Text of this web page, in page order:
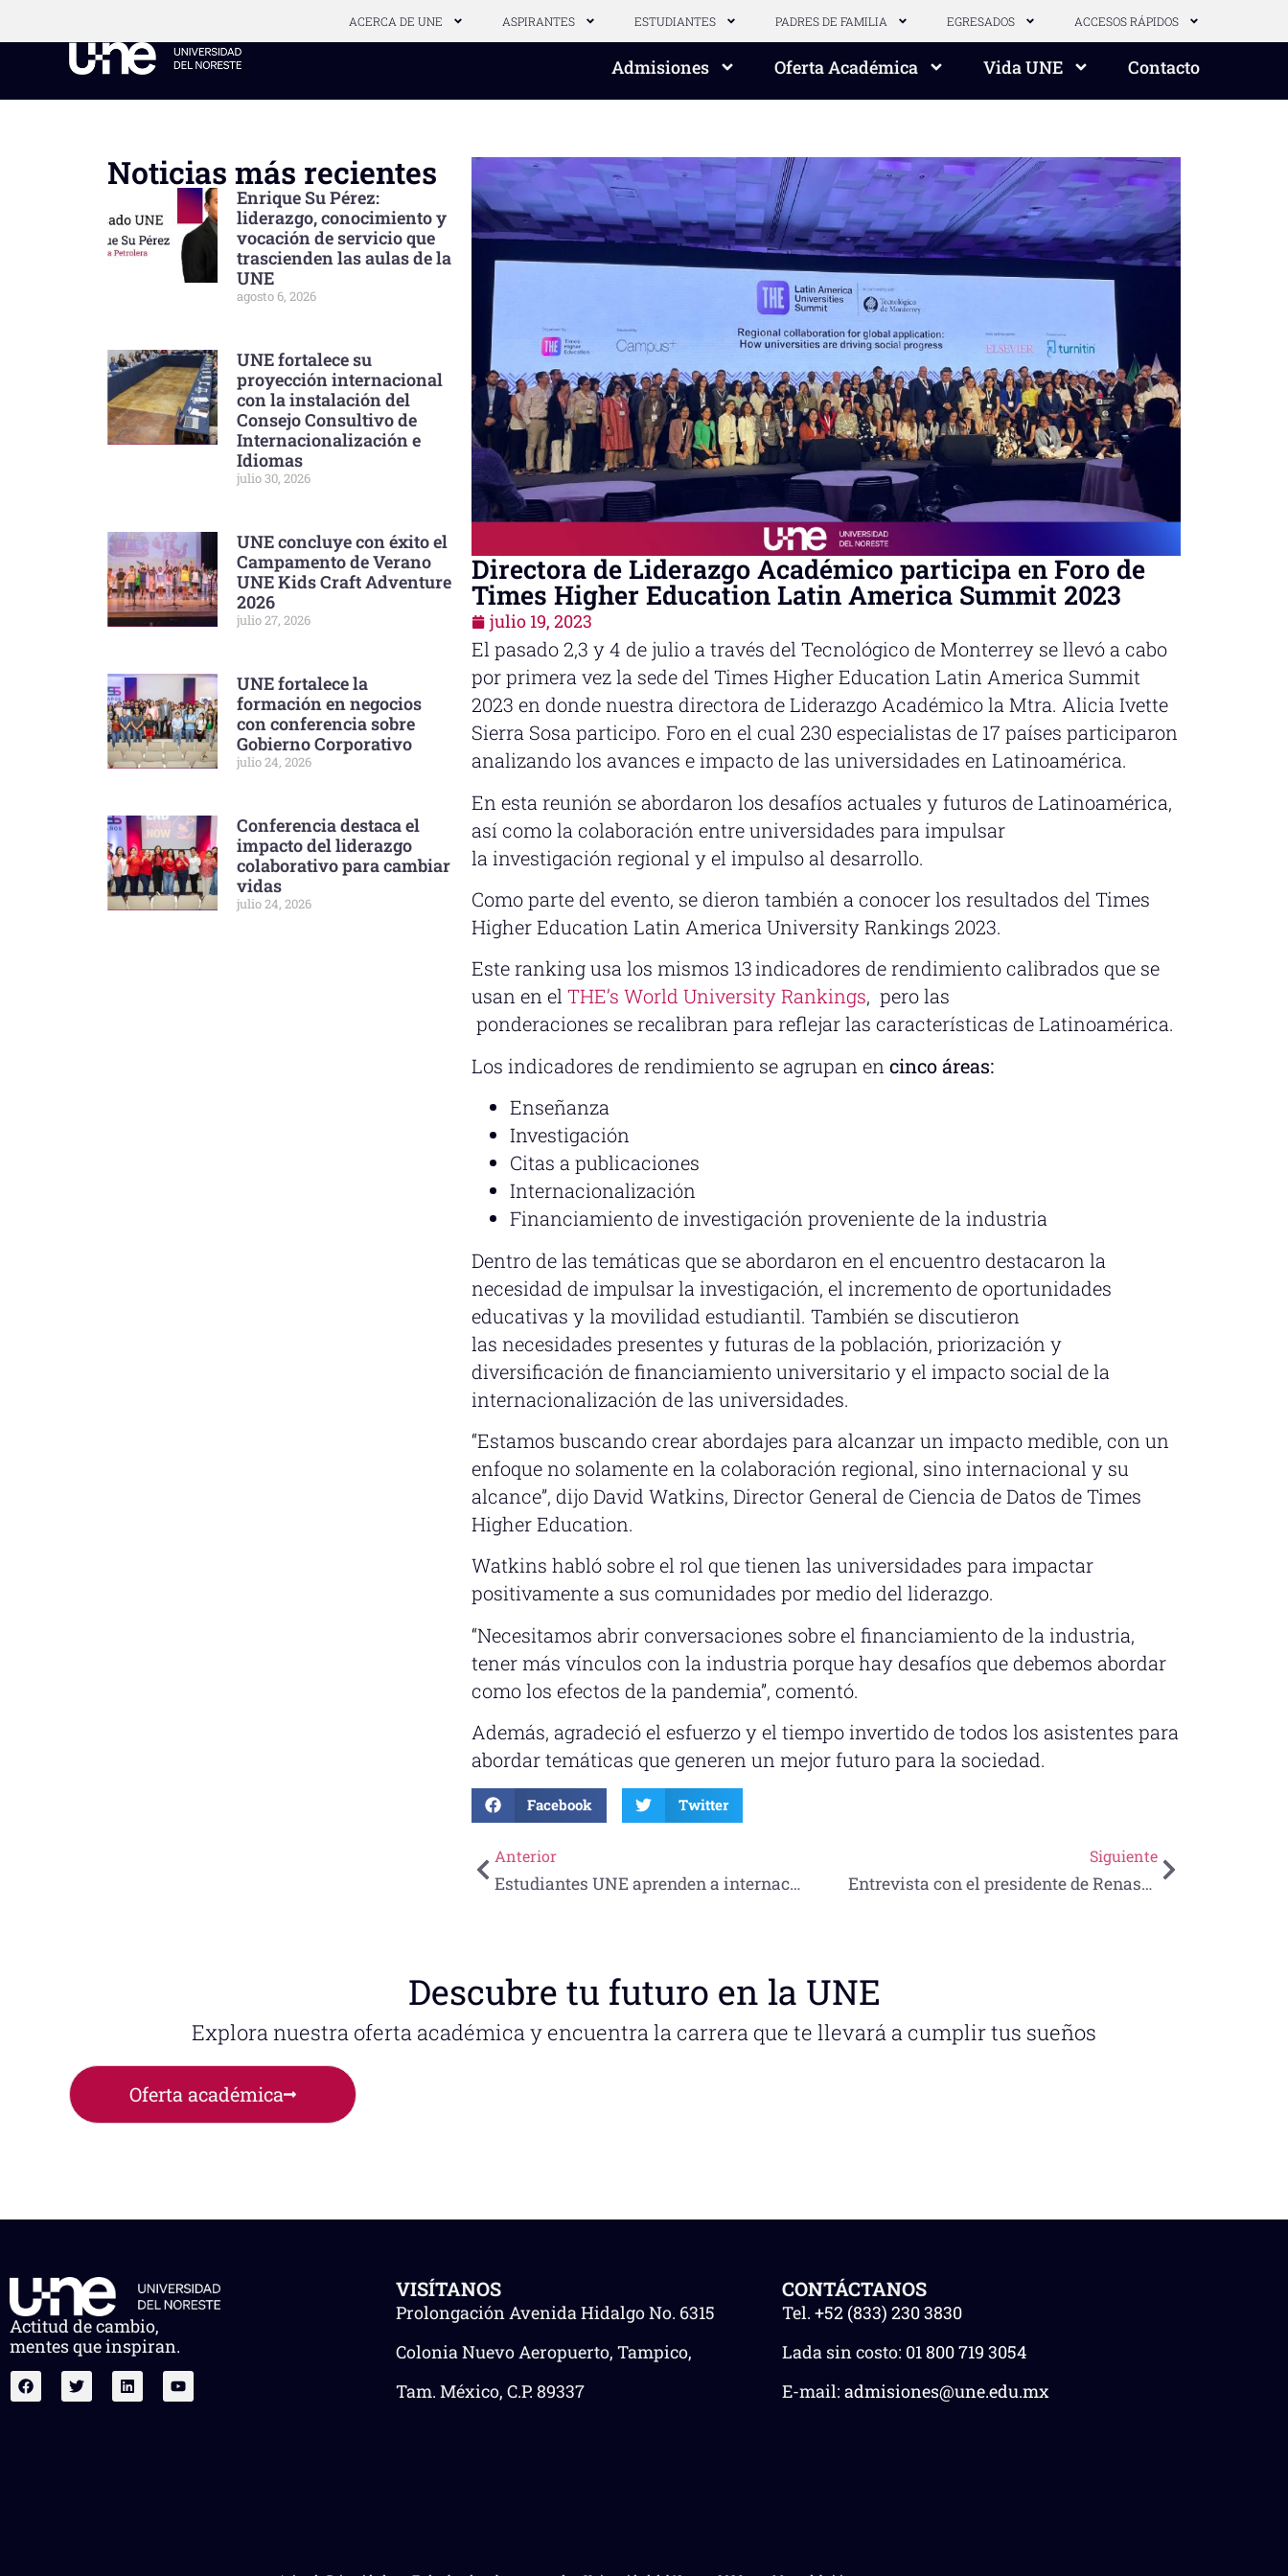
ACERCA DE UNE ASPIRANTES ESTUDIANTES PADRES DE FAMILIA EGRESADOS ACCESOS RÁPIDOS
Admisiones Oferta Académica Vida UNE Contacto
Noticias más recientes
Enrique Su Pérez:
liderazgo, conocimiento y
vocación de servicio que
trascienden las aulas de la
UNE
agosto 6, 2026
UNE fortalece su
proyección internacional
con la instalación del
Consejo Consultivo de
Internacionalización e
Idiomas
julio 30, 2026
UNE concluye con éxito el
Campamento de Verano
UNE Kids Craft Adventure
2026
julio 27, 2026
UNE fortalece la
formación en negocios
con conferencia sobre
Gobierno Corporativo
julio 24, 2026
Conferencia destaca el
impacto del liderazgo
colaborativo para cambiar
vidas
julio 24, 2026
Directora de Liderazgo Académico participa en Foro de
Times Higher Education Latin America Summit 2023
julio 19, 2023
El pasado 2,3 y 4 de julio a través del Tecnológico de Monterrey se llevó a cabo
por primera vez la sede del Times Higher Education Latin America Summit
2023 en donde nuestra directora de Liderazgo Académico la Mtra. Alicia Ivette
Sierra Sosa participo. Foro en el cual 230 especialistas de 17 países participaron
analizando los avances e impacto de las universidades en Latinoamérica.
En esta reunión se abordaron los desafíos actuales y futuros de Latinoamérica,
así como la colaboración entre universidades para impulsar
la investigación regional y el impulso al desarrollo.
Como parte del evento, se dieron también a conocer los resultados del Times
Higher Education Latin America University Rankings 2023.
Este ranking usa los mismos 13 indicadores de rendimiento calibrados que se
usan en el THE’s World University Rankings, pero las
ponderaciones se recalibran para reflejar las características de Latinoamérica.
Los indicadores de rendimiento se agrupan en cinco áreas:
Enseñanza
Investigación
Citas a publicaciones
Internacionalización
Financiamiento de investigación proveniente de la industria
Dentro de las temáticas que se abordaron en el encuentro destacaron la
necesidad de impulsar la investigación, el incremento de oportunidades
educativas y la movilidad estudiantil. También se discutieron
las necesidades presentes y futuras de la población, priorización y
diversificación de financiamiento universitario y el impacto social de la
internacionalización de las universidades.
“Estamos buscando crear abordajes para alcanzar un impacto medible, con un
enfoque no solamente en la colaboración regional, sino internacional y su
alcance”, dijo David Watkins, Director General de Ciencia de Datos de Times
Higher Education.
Watkins habló sobre el rol que tienen las universidades para impactar
positivamente a sus comunidades por medio del liderazgo.
“Necesitamos abrir conversaciones sobre el financiamiento de la industria,
tener más vínculos con la industria porque hay desafíos que debemos abordar
como los efectos de la pandemia”, comentó.
Además, agradeció el esfuerzo y el tiempo invertido de todos los asistentes para
abordar temáticas que generen un mejor futuro para la sociedad.
Facebook Twitter
Anterior
Estudiantes UNE aprenden a internacionalizarse en el sector turístico. Realiza área de Negocios Programa de Storytelling Empresarial 2.
Siguiente
Entrevista con el presidente de Renasim, José Luis García Galaviz
Descubre tu futuro en la UNE
Explora nuestra oferta académica y encuentra la carrera que te llevará a cumplir tus sueños
Oferta académica
Actitud de cambio,
mentes que inspiran.
VISÍTANOS
Prolongación Avenida Hidalgo No. 6315
Colonia Nuevo Aeropuerto, Tampico,
Tam. México, C.P. 89337
CONTÁCTANOS
Tel.+52 (833) 230 3830
Lada sin costo: 01 800 719 3054
E-mail:admisiones@une.edu.mx